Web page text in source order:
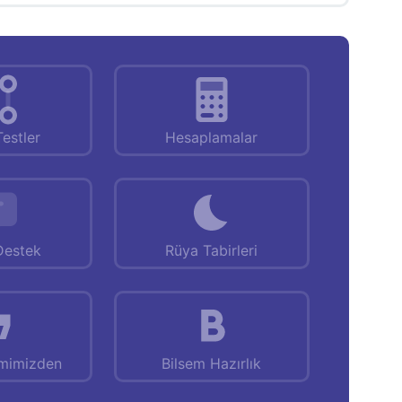
Hesaplamalar
Rüya Tabirleri
Bilsem Hazırlık